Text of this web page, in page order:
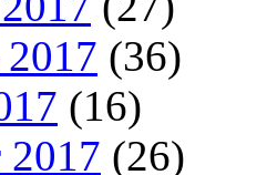
(36)
(16)
2017 (26)